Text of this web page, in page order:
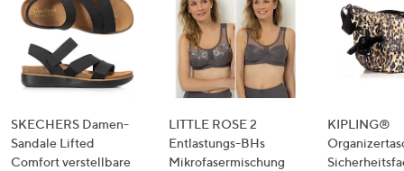
SKECHERS Damen-
Sandale Lifted
Comfort verstellbare
LITTLE ROSE 2
Entlastungs-BHs
Mikrofasermischung
KIPLING®